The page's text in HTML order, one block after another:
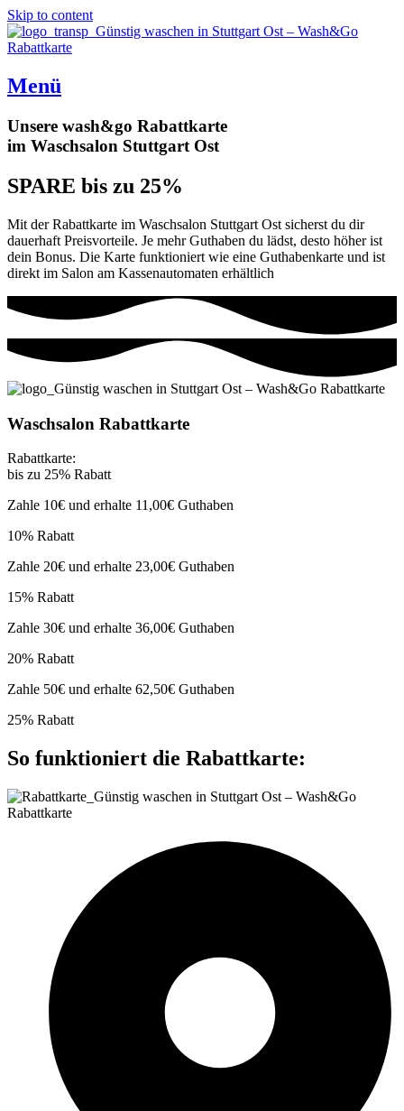
Skip to content
Menü
Unsere wash&go Rabattkarte
im Waschsalon Stuttgart Ost
SPARE bis zu 25%
Mit der Rabattkarte im Waschsalon Stuttgart Ost sicherst du dir
dauerhaft Preisvorteile. Je mehr Guthaben du lädst, desto höher ist
dein Bonus. Die Karte funktioniert wie eine Guthabenkarte und ist
direkt im Salon am Kassenautomaten erhältlich
Waschsalon Rabattkarte
Rabattkarte:
bis zu 25% Rabatt
Zahle 10€ und erhalte 11,00€ Guthaben
10% Rabatt
Zahle 20€ und erhalte 23,00€ Guthaben
15% Rabatt
Zahle 30€ und erhalte 36,00€ Guthaben
20% Rabatt
Zahle 50€ und erhalte 62,50€ Guthaben
25% Rabatt
So funktioniert die Rabattkarte: